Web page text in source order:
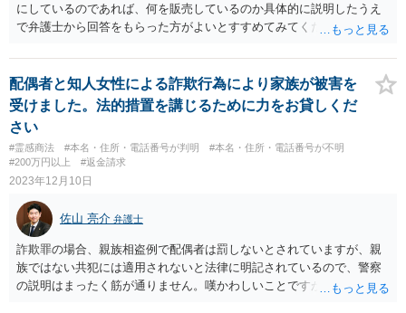
にしているのであれば、何を販売しているのか具体的に説明したうえ
で弁護士から回答をもらった方がよいとすすめてみてください。
配偶者と知人女性による詐欺行為により家族が被害を
受けました。法的措置を講じるために力をお貸しくだ
さい
#霊感商法 #本名・住所・電話番号が判明
#本名・住所・電話番号が不明
#200万円以上
#返金請求
2023年12月10日
佐山 亮介 弁護士
詐欺罪の場合、親族相盗例で配偶者は罰しないとされていますが、親
族ではない共犯には適用されないと法律に明記されているので、警察
の説明はまったく筋が通りません。嘆かわしいことですが、一般的に